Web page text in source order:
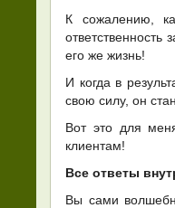
К сожалению,
его же жизнь!
И когда в
свою силу, он
Вот это для
клиентам!
Все ответы
Вы сами